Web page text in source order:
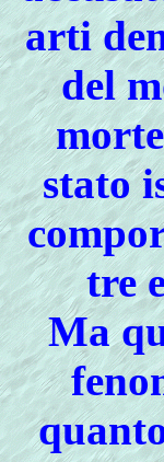
arti
del
stato
tre
Ma